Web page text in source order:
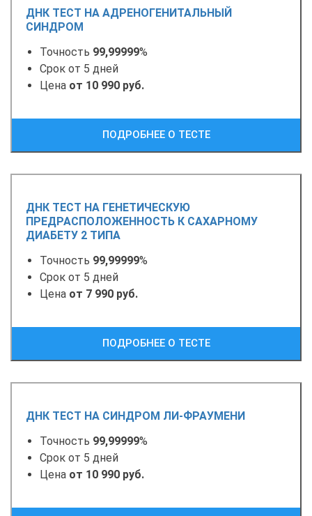
ДНК ТЕСТ НА АДРЕНОГЕНИТАЛЬНЫЙ
СИНДРОМ
Точность 99,99999%
Срок от 5 дней
Цена от 10 990 руб.
ПОДРОБНЕЕ О ТЕСТЕ
ДНК ТЕСТ НА ГЕНЕТИЧЕСКУЮ
ПРЕДРАСПОЛОЖЕННОСТЬ К САХАРНОМУ
ДИАБЕТУ 2 ТИПА
Точность 99,99999%
Срок от 5 дней
Цена от 7 990 руб.
ПОДРОБНЕЕ О ТЕСТЕ
ДНК ТЕСТ НА СИНДРОМ ЛИ-ФРАУМЕНИ
Точность 99,99999%
Срок от 5 дней
Цена от 10 990 руб.